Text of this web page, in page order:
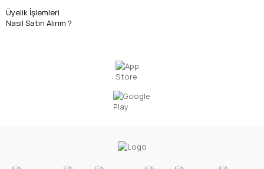
Üyelik İşlemleri
Nasıl Satın Alırım ?